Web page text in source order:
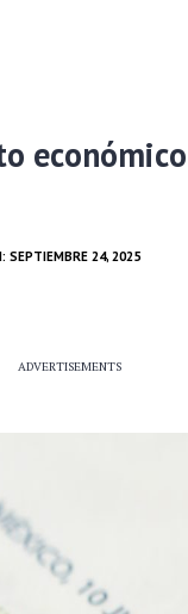
SEPTIEMBRE 24, 2025
ADVERTISEMENTS